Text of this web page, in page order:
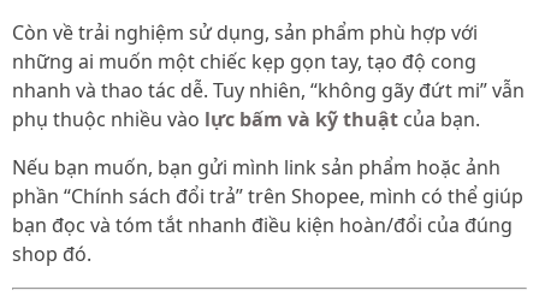
Còn về trải nghiệm sử dụng, sản phẩm phù hợp với
những ai muốn một chiếc kẹp gọn tay, tạo độ cong
nhanh và thao tác dễ. Tuy nhiên, “không gãy đứt mi” vẫn
phụ thuộc nhiều vào lực bấm và kỹ thuật của bạn.
Nếu bạn muốn, bạn gửi mình link sản phẩm hoặc ảnh
phần “Chính sách đổi trả” trên Shopee, mình có thể giúp
bạn đọc và tóm tắt nhanh điều kiện hoàn/đổi của đúng
shop đó.